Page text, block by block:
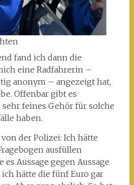
fand ich dann die
eine Radfahrerin –
anonym – angezeigt hat,
Offenbar gibt es
feines Gehör für solche
haben.
der Polizei: Ich hätte
ausfüllen
Aussage gegen Aussage
hätte die fünf Euro gar